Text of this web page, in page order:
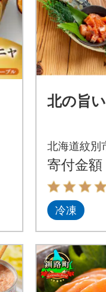
北の旨
北海道紋別
寄付金額
冷凍